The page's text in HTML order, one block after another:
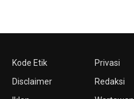
Kode Etik
Disclaimer
Privasi
Redaksi